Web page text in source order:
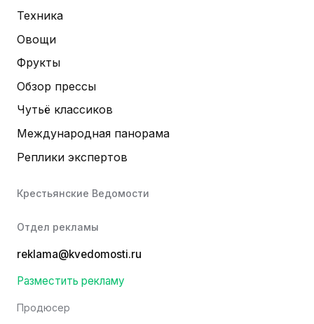
Техника
Овощи
Фрукты
Обзор прессы
Чутьё классиков
Международная панорама
Реплики экспертов
Крестьянские Ведомости
Отдел рекламы
reklama@kvedomosti.ru
Разместить рекламу
Продюсер